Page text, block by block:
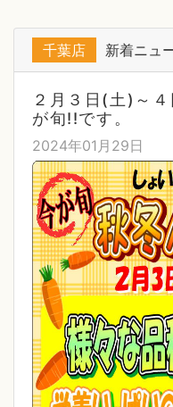
千葉店 新着ニュ
２月３日(土)～
が旬!!です。
2024年01月29日